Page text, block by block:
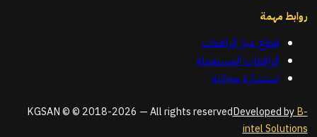
روابط مهمة
قطع غيار الرافعات
الرافعات المستعملة
استشارة مجانية
KGSAN © © 2018-2026 — All rights reservedDeveloped byB-
intel Solutions